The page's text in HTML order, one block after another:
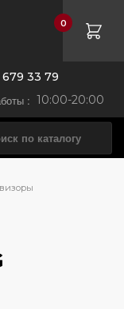
679 33 79
: 10:00-20:00
0